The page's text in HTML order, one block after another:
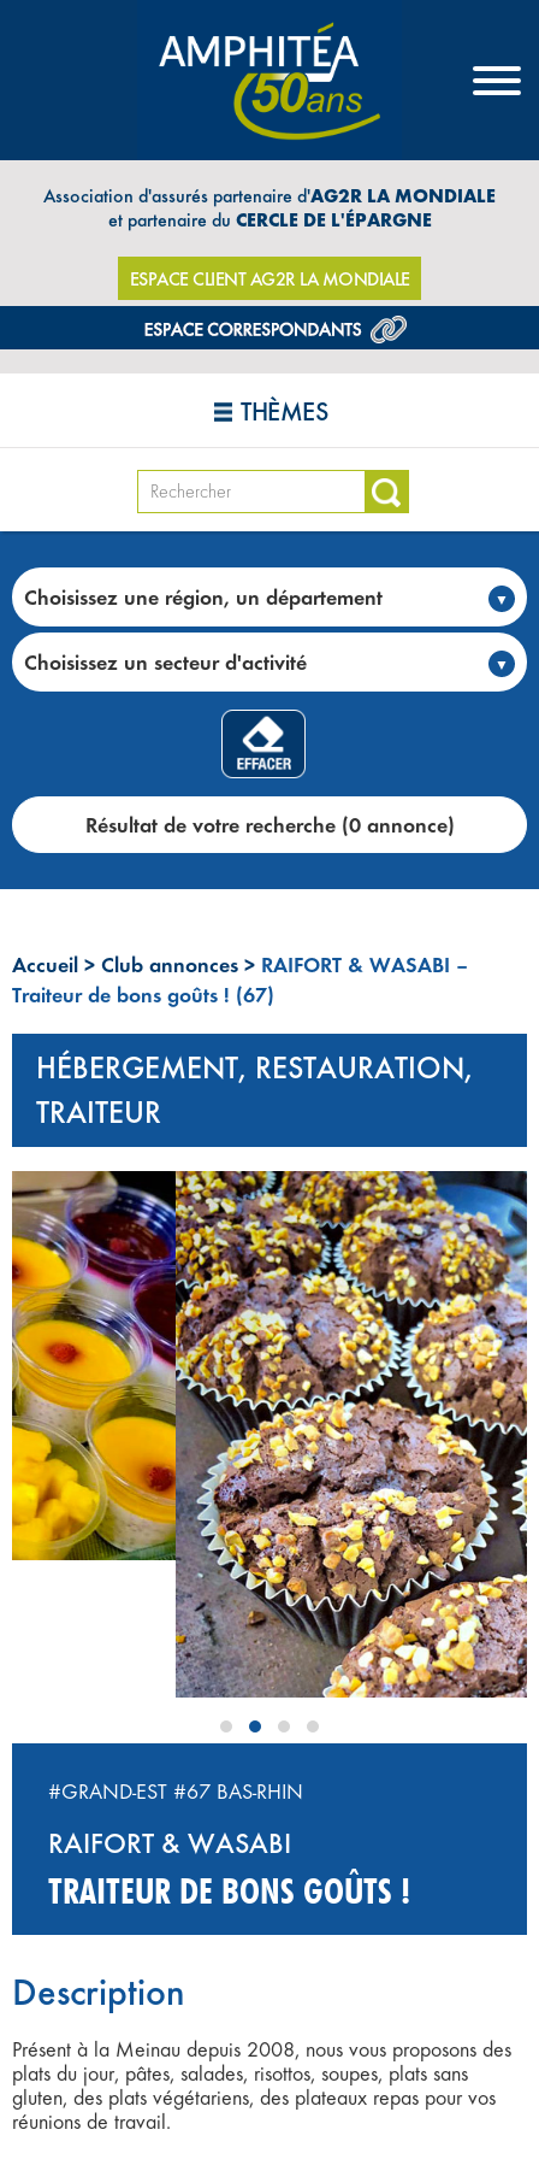
Association d'assurés partenaire d'AG2R LA MONDIALE
et partenaire du CERCLE DE L'ÉPARGNE
ESPACE CLIENT AG2R LA MONDIALE
THÈMES
Choisissez une région, un département
Choisissez un secteur d'activité
Résultat de votre recherche (0 annonce)
Accueil > Club annonces > RAIFORT & WASABI –
Traiteur de bons goûts ! (67)
HÉBERGEMENT, RESTAURATION,
TRAITEUR
‹ ›
#GRAND-EST #67 BAS-RHIN
RAIFORT & WASABI
TRAITEUR DE BONS GOÛTS !
Description
Présent à la Meinau depuis 2008, nous vous proposons des
plats du jour, pâtes, salades, risottos, soupes, plats sans
gluten, des plats végétariens, des plateaux repas pour vos
réunions de travail.